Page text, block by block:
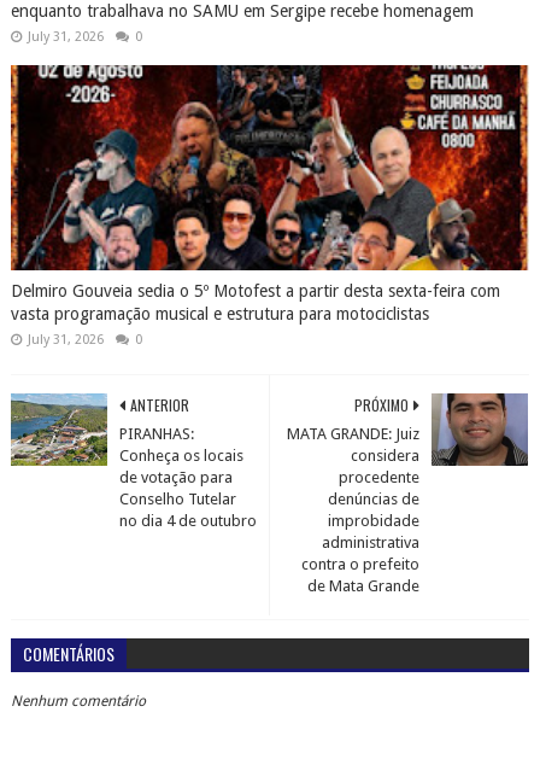
enquanto trabalhava no SAMU em Sergipe recebe homenagem
July 31, 2026 0
Delmiro Gouveia sedia o 5º Motofest a partir desta sexta-feira com
vasta programação musical e estrutura para motociclistas
July 31, 2026 0
PRÓXIMO
MATA GRANDE: Juiz
considera
procedente
denúncias de
improbidade
administrativa
contra o prefeito
de Mata Grande
ANTERIOR
PIRANHAS:
Conheça os locais
de votação para
Conselho Tutelar
no dia 4 de outubro
COMENTÁRIOS
Nenhum comentário